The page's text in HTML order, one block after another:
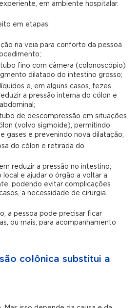
em ambiente hospitalar.
em etapas:
na veia para conforto da pessoa
fino com câmera (colonoscópio)
dilatado do intestino grosso;
líquidos e, em alguns casos, fezes
a pressão interna do cólon e
de descompressão em situações
(volvo sigmoide), permitindo
gases e prevenindo nova dilatação;
do cólon e retirada do
reduzir a pressão no intestino,
local e ajudar o órgão a voltar a
podendo evitar complicações
a necessidade de cirurgia.
a pessoa pode precisar ficar
ou mais, para acompanhamento
colônica substitui a